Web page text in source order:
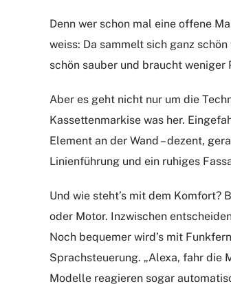
Denn wer schon mal eine offene
weiss: Da sammelt sich ganz
schön sauber und braucht weniger
Aber es geht nicht nur um die
Kassettenmarkise was her.
Element an der Wand – dezent,
Linienführung und ein ruhiges
Und wie steht’s mit dem Komfort?
oder Motor. Inzwischen
Noch bequemer wird’s mit
Sprachsteuerung. „Alexa, fahr die
Modelle reagieren sogar